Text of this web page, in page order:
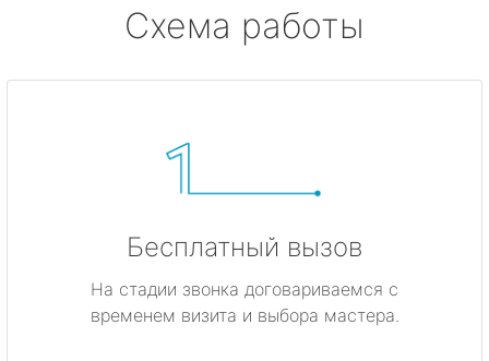
Схема работы
Бесплатный вызов
На стадии звонка договариваемся с
временем визита и выбора мастера.